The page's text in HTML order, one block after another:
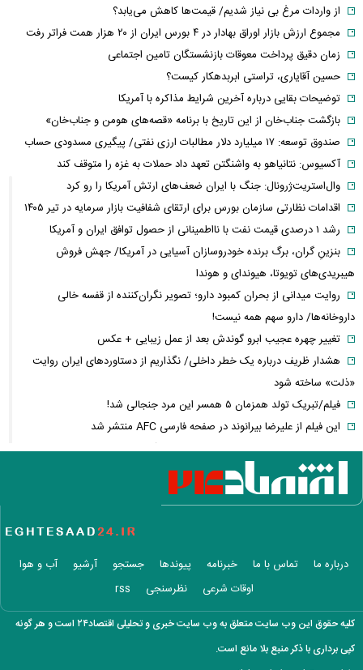
از واردات مرغ بی نیاز شدیم/ قیمت‌ها کاهش می‌یابد؟
مجموع ارزش بازار اوراق بهادار در ۴ بورس ایران از ۲۰ هزار همت فراتر رفت
زمان دقیق پرداخت معوقات بازنشستگان تامین اجتماعی
حسین آقایاری، تراستی ابربدهکار کیست؟
توضیحات بقایی درباره آخرین شرایط مذاکره با آمریکا
بازگشت جناب‌خان از این تاریخ با برنامه «قصه‌های هومن و جناب‌خان»
صندوق توسعه: ۱۷ میلیارد دلار مطالبات ارزی نفتی/ پیگیری مسدودی حساب
آکسیوس: نتانیاهو به واشنگتن تعهد داد حملات به غزه را متوقف کند
وال‌استریت‌ژرونال: جنگ با ایران ضعف‌های ارتش آمریکا را رو کرد
اقدامات نظارتی سازمان بورس برای ارتقای شفافیت بازار سرمایه در تیر ۱۴۰۵
رشد ۱ درصدی قیمت نفت با نااطمینانی از حصول توافق ایران و آمریکا
بنزینِ گران، برگ برنده خودروسازان آسیایی در آمریکا/ جهش فروش
هیبریدی‌های تویوتا، هیوندای و هوندا
روایت میدانی از بحران کمبود دارو؛ تصویر نگران‌کننده از قفسه خالی
داروخانه‌ها/ دارو سهم همه نیست!
تغییر چهره عجیب ابرو گوندش بعد از عمل زیبایی + عکس
هشدار ظریف درباره یک خطر داخلی/ نگذاریم از دستاوردهای ایران روایت
«ذلت» ساخته شود
فیلم/تبریک تولد همزمان ۵ همسر این مرد جنجالی شد!
این فیلم از علیرضا بیرانوند در صفحه فارسی AFC منتشر شد
فارن پالیسی: موضوع ایران در اختیار دولت آتی اسرائیل نیست/ اپوزیسیون،
این بار نتانیاهو را از پای در می‌آورند؟
آلت‌کوین‌ها در دوئل صعود و سقوط/ سولانا سبزپوش شد، شیبا و گرام زیر
فیلم/ تفحص اهالی میناب برای یافتن پیکر شهدای مدرسه شجره طیبه
عکس زیرخاکی از محبوبترین محله تهران ۵۰ سال
دلیل ۱۵ روز بی‌خبری از حمیدرضا رجب‌زاده فاش شد / مداح جوان چگونه به
تعرفه دفاتر اسناد رسمی ۳۰ تا ۳۵ درصد گران شد
عکس/تبریک عاشقانه تهمینه میلانی برای تولد همسرش
درباره ما تماس با ما خبرنامه پیوندها جستجو آرشیو
آب و هوا
اوقات شرعی
نظرسنجی rss
کلیه حقوق این وب سایت متعلق به وب سایت خبری و تحلیلی اقتصاد۲۴ است و هر گونه
کپی برداری با ذکر منبع بلا مانع است.